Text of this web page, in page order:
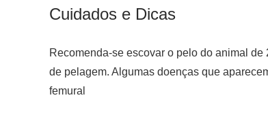
Cuidados e Dicas
Recomenda-se escovar o pelo do animal
de pelagem. Algumas doenças que
femural